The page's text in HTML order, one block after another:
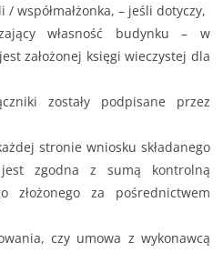
/ współmałżonka, – jeśli dotyczy,
własność budynku – w
założonej księgi wieczystej dla
zostały podpisane przez
stronie wniosku składanego
zgodna z sumą kontrolną
złożonego za pośrednictwem
czy umowa z wykonawcą